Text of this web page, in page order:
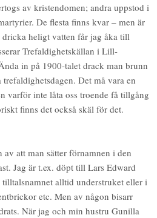
av kristendomen; andra uppstod i
De flesta finns kvar – men är
heligt vatten får jag åka till
Trefaldighetskällan i Lill-
in på 1900-talet drack man brunn
Det må vara en
varför inte låta oss troende få tillgång
finns det också skäl för det.
av att man sätter förnamnen i den
Jag är t.ex. döpt till Lars Edward
alltid understruket eller i
etc. Men av någon bisarr
När jag och min hustru Gunilla